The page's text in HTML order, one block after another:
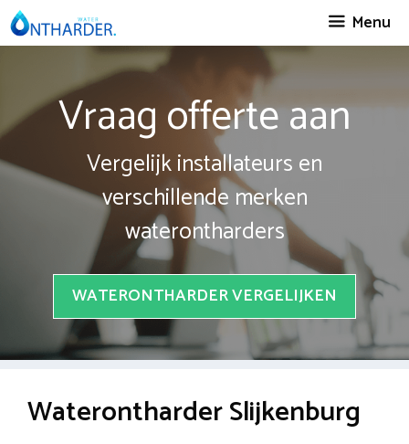
Spring
naar
Menu
Vraag offerte aan
Vergelijk installateurs en
verschillende merken
waterontharders
WATERONTHARDER VERGELIJKEN
Waterontharder Slijkenburg